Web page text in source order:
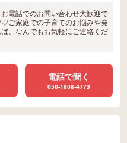
電話でのお問い合わせ大歓迎で
ご家庭での子育てのお悩みや発
、なんでもお気軽にご連絡くだ
電話で聞く
050-1808-4773